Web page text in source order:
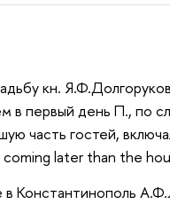
кн.
в первый день П., по
часть гостей,
later than the
в Константинополь